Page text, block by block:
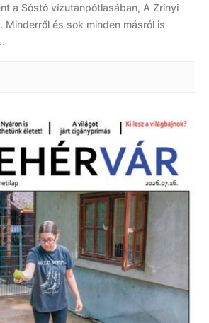
a Sóstó vízutánpótlásában, A Zrínyi
Minderről és sok minden másról is